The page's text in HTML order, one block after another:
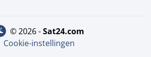
© 2026 - sat24.com
Cookie-instellingen